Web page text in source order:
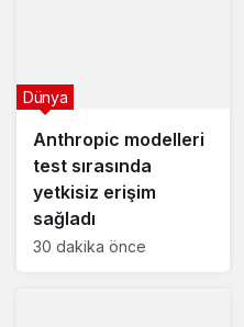
Anthropic modelleri
test sırasında
yetkisiz erişim
sağladı
Dünya
30 dakika önce